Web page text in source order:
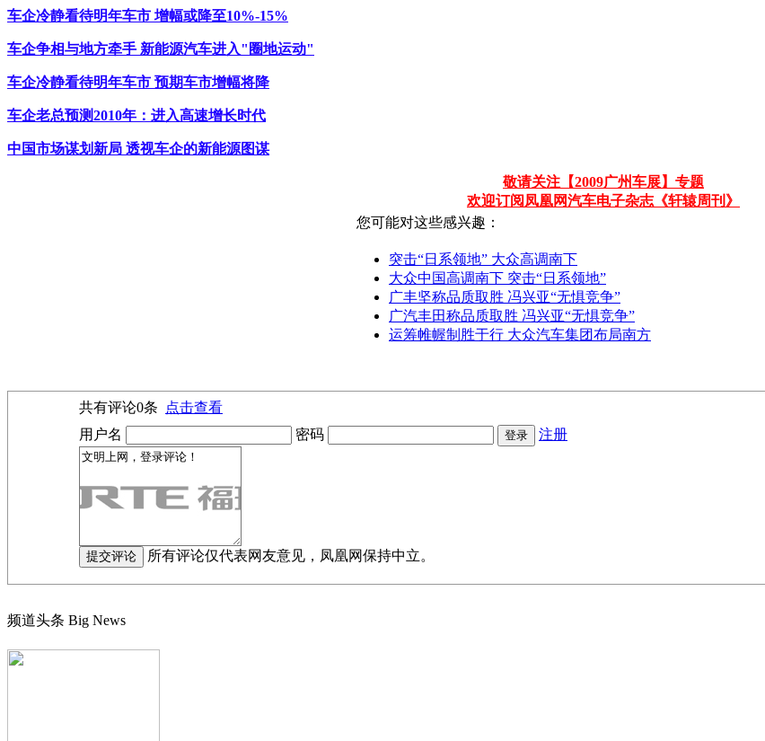
车企冷静看待明年车市 增幅或降至10%-15%
车企争相与地方牵手 新能源汽车进入"圈地运动"
车企冷静看待明年车市 预期车市增幅将降
车企老总预测2010年：进入高速增长时代
中国市场谋划新局 透视车企的新能源图谋
敬请关注【2009广州车展】专题
欢迎订阅凤凰网汽车电子杂志《轩辕周刊》
您可能对这些感兴趣：
突击“日系领地” 大众高调南下
大众中国高调南下 突击“日系领地”
广丰坚称品质取胜 冯兴亚“无惧竞争”
广汽丰田称品质取胜 冯兴亚“无惧竞争”
运筹帷幄制胜于行 大众汽车集团布局南方
共有评论0条
点击查看
用户名
密码 注册
所有评论仅代表网友意见，凤凰网保持中立。
频道头条 Big News